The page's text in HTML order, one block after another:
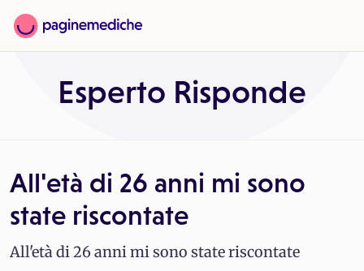
Esperto Risponde
All'età di 26 anni mi sono
state riscontate
All'età di 26 anni mi sono state riscontate